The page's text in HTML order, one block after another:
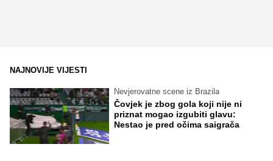
NAJNOVIJE VIJESTI
Nevjerovatne scene iz Brazila
Čovjek je zbog gola koji nije ni
priznat mogao izgubiti glavu:
Nestao je pred očima saigrača